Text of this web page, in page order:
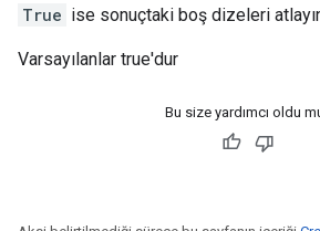
True ise sonuçtaki boş dizeleri
Varsayılanlar true'dur
Bu size yardımcı oldu